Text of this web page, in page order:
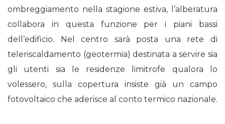
ombreggiamento nella stagione estiva, l’alberatura
collabora in questa funzione per i piani bassi
dell’edificio. Nel centro sarà posta una rete di
teleriscaldamento (geotermia) destinata a servire sia
gli utenti sia le residenze limitrofe qualora lo
volessero, sulla copertura insiste già un campo
fotovoltaico che aderisce al conto termico nazionale.